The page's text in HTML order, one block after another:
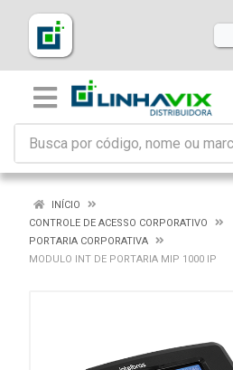
INÍCIO
CONTROLE DE ACESSO CORPORATIVO
PORTARIA CORPORATIVA
MODULO INT DE PORTARIA MIP 1000 IP